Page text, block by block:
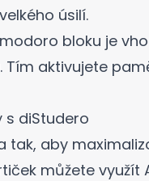
úsilí.
bloku je
aktivujete
s diStudero
tak, aby
můžete využít